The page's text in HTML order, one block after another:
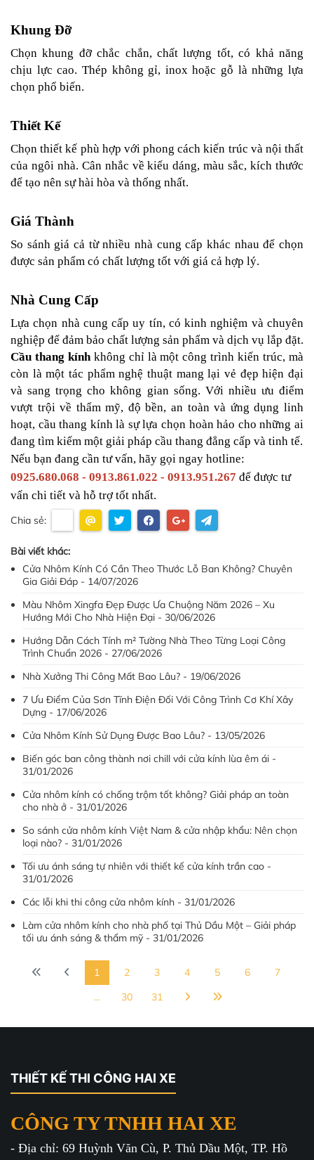
Khung Đỡ
Chọn khung đỡ chắc chắn, chất lượng tốt, có khả năng
chịu lực cao. Thép không gỉ, inox hoặc gỗ là những lựa
chọn phổ biến.
Thiết Kế
Chọn thiết kế phù hợp với phong cách kiến trúc và nội thất
của ngôi nhà. Cân nhắc về kiểu dáng, màu sắc, kích thước
để tạo nên sự hài hòa và thống nhất.
Giá Thành
So sánh giá cả từ nhiều nhà cung cấp khác nhau để chọn
được sản phẩm có chất lượng tốt với giá cả hợp lý.
Nhà Cung Cấp
Lựa chọn nhà cung cấp uy tín, có kinh nghiệm và chuyên
nghiệp để đảm bảo chất lượng sản phẩm và dịch vụ lắp đặt.
Cầu thang kính không chỉ là một công trình kiến trúc, mà
còn là một tác phẩm nghệ thuật mang lại vẻ đẹp hiện đại
và sang trọng cho không gian sống. Với nhiều ưu điểm
vượt trội về thẩm mỹ, độ bền, an toàn và ứng dụng linh
hoạt, cầu thang kính là sự lựa chọn hoàn hảo cho những ai
đang tìm kiếm một giải pháp cầu thang đẳng cấp và tinh tế.
0925.680.068 - 0913.861.022 - 0913.951.267 để được tư
vấn chi tiết và hỗ trợ tốt nhất.
Chia sẻ:
Bài viết khác:
Cửa Nhôm Kính Có Cần Theo Thước Lỗ Ban Không? Chuyên
Gia Giải Đáp - 14/07/2026
Màu Nhôm Xingfa Đẹp Được Ưa Chuộng Năm 2026 – Xu
Hướng Mới Cho Nhà Hiện Đại - 30/06/2026
Hướng Dẫn Cách Tính m² Tường Nhà Theo Từng Loại Công
Trình Chuẩn 2026 - 27/06/2026
Nhà Xưởng Thi Công Mất Bao Lâu? - 19/06/2026
7 Ưu Điểm Của Sơn Tĩnh Điện Đối Với Công Trình Cơ Khí Xây
Dựng - 17/06/2026
Cửa Nhôm Kính Sử Dụng Được Bao Lâu? - 13/05/2026
Biến góc ban công thành nơi chill với cửa kính lùa êm ái -
31/01/2026
Cửa nhôm kính có chống trộm tốt không? Giải pháp an toàn
cho nhà ở - 31/01/2026
So sánh cửa nhôm kính Việt Nam & cửa nhập khẩu: Nên chọn
loại nào? - 31/01/2026
Tối ưu ánh sáng tự nhiên với thiết kế cửa kính trần cao -
31/01/2026
Các lỗi khi thi công cửa nhôm kính - 31/01/2026
Làm cửa nhôm kính cho nhà phố tại Thủ Dầu Một – Giải pháp
tối ưu ánh sáng & thẩm mỹ - 31/01/2026
1 2 3 4 5 6
7
...
30 31
THIẾT KẾ THI CÔNG HAI XE
CÔNG TY TNHH HAI XE
- Địa chỉ: 69 Huỳnh Văn Cù, P. Thủ Dầu Một, TP. Hồ